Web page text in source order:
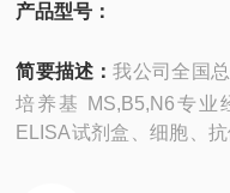
产品型号：
简要描述：我公司全国
培养基 MS,B5,N6专业
ELISA试剂盒、细胞、